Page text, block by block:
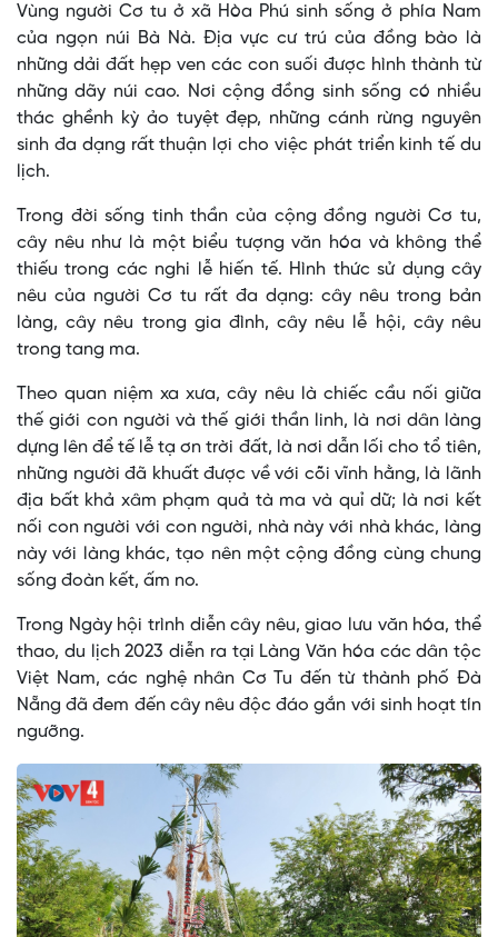
Vùng người Cơ tu ở xã Hòa Phú sinh sống ở phía Nam
của ngọn núi Bà Nà. Địa vực cư trú của đồng bào là
những dải đất hẹp ven các con suối được hình thành từ
những dãy núi cao. Nơi cộng đồng sinh sống có nhiều
thác ghềnh kỳ ảo tuyệt đẹp, những cánh rừng nguyên
sinh đa dạng rất thuận lợi cho việc phát triển kinh tế du
lịch.
Trong đời sống tinh thần của cộng đồng người Cơ tu,
cây nêu như là một biểu tượng văn hóa và không thể
thiếu trong các nghi lễ hiến tế. Hình thức sử dụng cây
nêu của người Cơ tu rất đa dạng: cây nêu trong bản
làng, cây nêu trong gia đình, cây nêu lễ hội, cây nêu
trong tang ma.
Theo quan niệm xa xưa, cây nêu là chiếc cầu nối giữa
thế giới con người và thế giới thần linh, là nơi dân làng
dựng lên để tế lễ tạ ơn trời đất, là nơi dẫn lối cho tổ tiên,
những người đã khuất được về với cõi vĩnh hằng, là lãnh
địa bất khả xâm phạm quả tà ma và quỉ dữ; là nơi kết
nối con người với con người, nhà này với nhà khác, làng
này với làng khác, tạo nên một cộng đồng cùng chung
sống đoàn kết, ấm no.
Trong Ngày hội trình diễn cây nêu, giao lưu văn hóa, thể
thao, du lịch 2023 diễn ra tại Làng Văn hóa các dân tộc
Việt Nam, các nghệ nhân Cơ Tu đến từ thành phố Đà
Nẵng đã đem đến cây nêu độc đáo gắn với sinh hoạt tín
ngưỡng.